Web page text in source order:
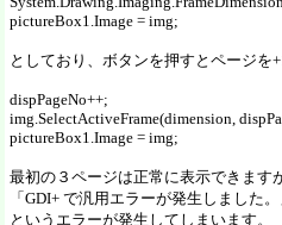
pictureBox1.Image = img;
としており、ボタンを押すとページを
dispPageNo++;
img.SelectActiveFrame(dimension,
pictureBox1.Image = img;
最初の３ページは正常に表示できます
「GDI+ で汎用エラーが発生しました。
というエラーが発生してしまいます。